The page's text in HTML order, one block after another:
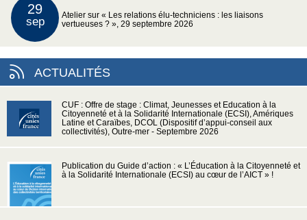
29
sep
Atelier sur « Les relations élu-techniciens : les liaisons
vertueuses ? », 29 septembre 2026
ACTUALITÉS
CUF : Offre de stage : Climat, Jeunesses et Education à la
Citoyenneté et à la Solidarité Internationale (ECSI), Amériques
Latine et Caraïbes, DCOL (Dispositif d’appui-conseil aux
collectivités), Outre-mer - Septembre 2026
Publication du Guide d’action : « L’Éducation à la Citoyenneté et
à la Solidarité Internationale (ECSI) au cœur de l’AICT » !